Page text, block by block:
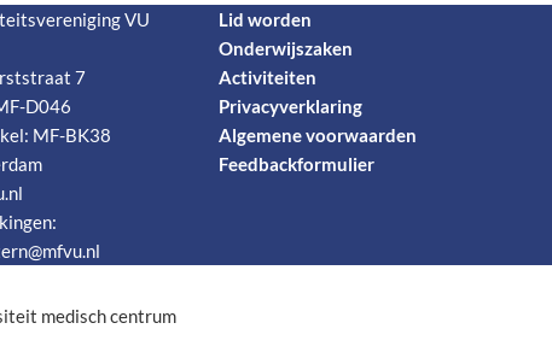
VU
7
D046
MF-BK38
Lid worden
Onderwijszaken
Activiteiten
Privacyverklaring
Algemene voorwaarden
Feedbackformulier
medisch centrum